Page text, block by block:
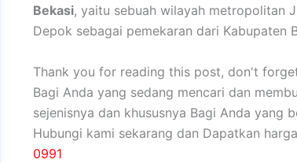
Bekasi, yaitu sebuah wilayah metropolitan
Depok sebagai pemekaran dari Kabupaten
Thank you for reading this post, don't
Bagi Anda yang sedang mencari dan
sejenisnya dan khususnya Bagi Anda yang
Hubungi kami sekarang dan Dapatkan
0991